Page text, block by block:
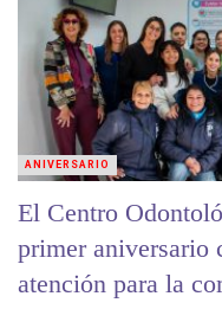
El Centro
primer aniversario
atención para la
ANIVERSARIO